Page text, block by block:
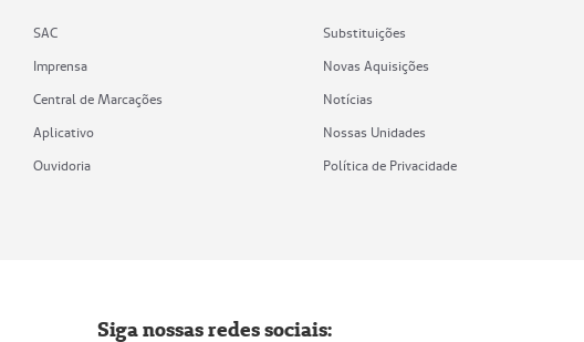
SAC
Imprensa
Central de Marcações
Aplicativo
Ouvidoria
Substituições
Novas Aquisições
Notícias
Nossas Unidades
Política de Privacidade
Siga nossas redes sociais: